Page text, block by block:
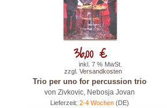
Trio per uno for percussion trio
von Zivkovic, Nebosja Jovan
Lieferzeit:2-4 Wochen (DE)
36,00 €
inkl. 7 % MwSt.
zzgl. Versandkosten